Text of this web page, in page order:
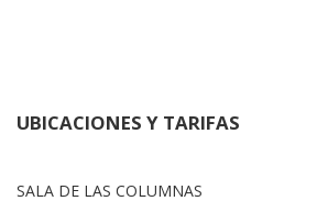
UBICACIONES Y TARIFAS
SALA DE LAS COLUMNAS